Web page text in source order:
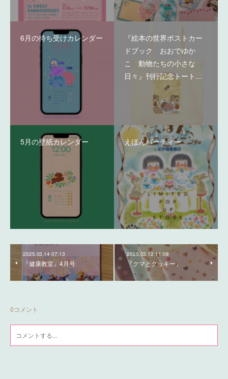
6月の待ち受けカレンダー
『絵本の世界ポストカー
ドブック おおでゆか
こ 動物たちの小さな
日々』刊行記念トート…
5月の壁紙カレンダー えほんパーティー
2025.03.14 07:13
『健康教室』4月号
2025.03.12 11:08
『クマとクッキー』
0コメント